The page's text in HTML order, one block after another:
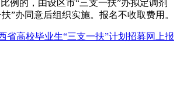
例的，由设区市“三支一扶”办拟定调剂
”办同意后组织实施。报名不收取费用。
省高校毕业生“三支一扶”计划招募网上报